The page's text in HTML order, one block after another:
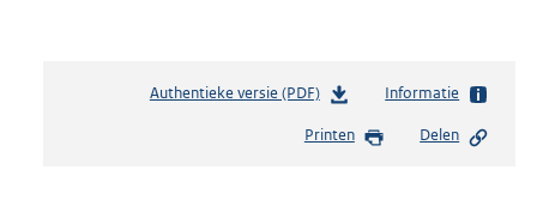
Authentieke versie (PDF)b
s
Informatie
Printen Delen